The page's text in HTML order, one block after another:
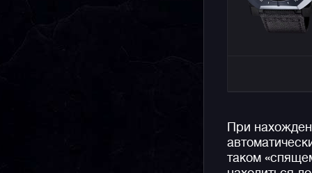
При
таком